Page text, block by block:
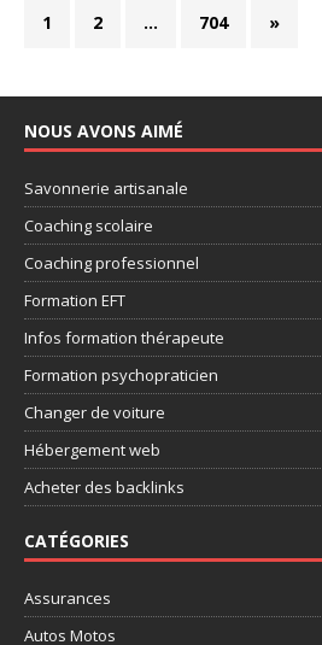
1 2 … 704 »
NOUS AVONS AIMÉ
Savonnerie artisanale
Coaching scolaire
Coaching professionnel
Formation EFT
Infos formation thérapeute
Formation psychopraticien
Changer de voiture
Hébergement web
Acheter des backlinks
CATÉGORIES
Assurances
Autos Motos